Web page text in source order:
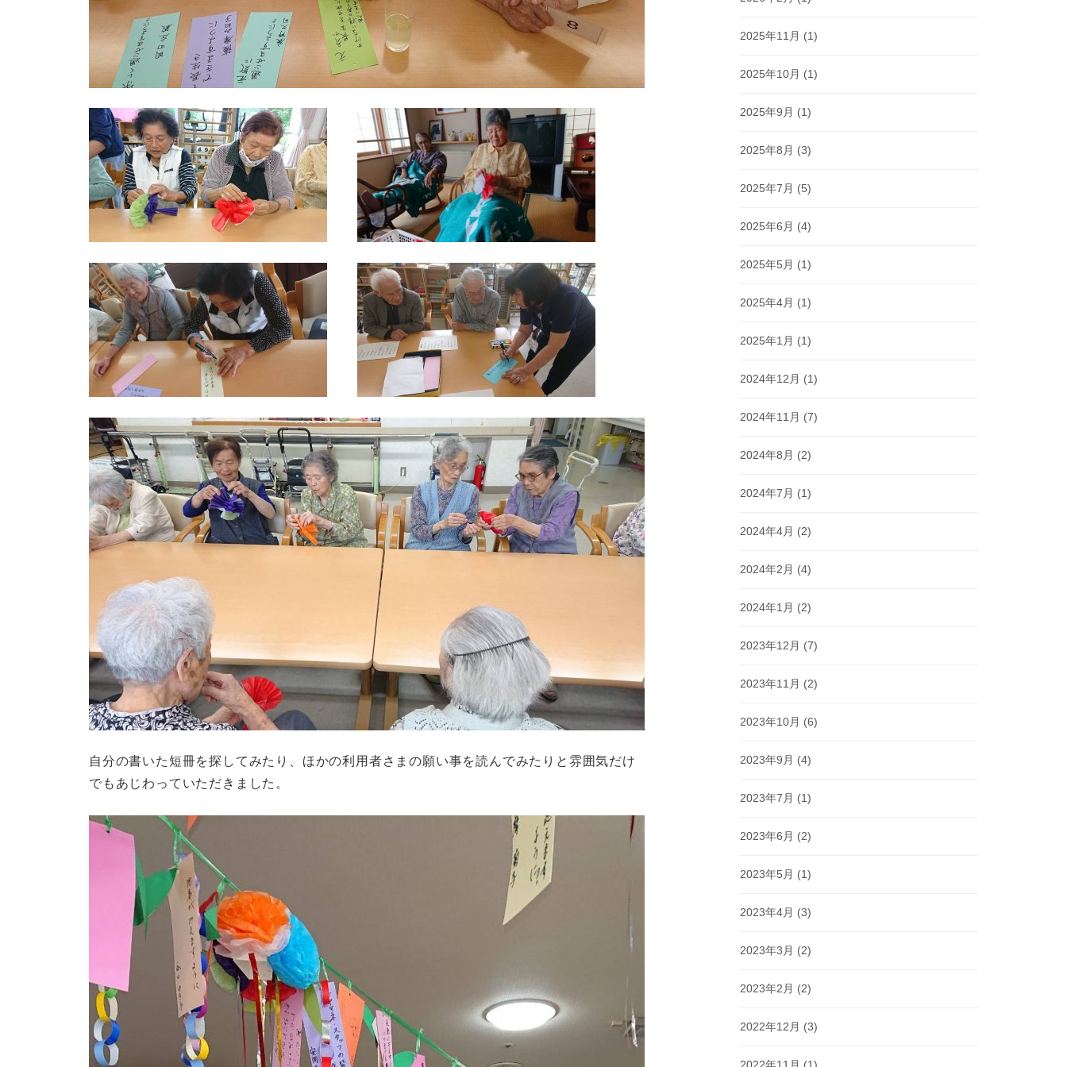
自分の書いた短冊を探してみたり、ほかの利用者さまの願い事を読んでみたりと雰囲気だけ
でもあじわっていただきました。
2025年11月 (1)
2025年10月 (1)
2025年9月 (1)
2025年8月 (3)
2025年7月 (5)
2025年6月 (4)
2025年5月 (1)
2025年4月 (1)
2025年1月 (1)
2024年12月 (1)
2024年11月 (7)
2024年8月 (2)
2024年7月 (1)
2024年4月 (2)
2024年2月 (4)
2024年1月 (2)
2023年12月 (7)
2023年11月 (2)
2023年10月 (6)
2023年9月 (4)
2023年7月 (1)
2023年6月 (2)
2023年5月 (1)
2023年4月 (3)
2023年3月 (2)
2023年2月 (2)
2022年12月 (3)